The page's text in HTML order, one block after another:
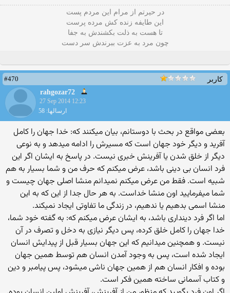
در حیرتم از مرام این مردم پست
این طایفه زنده کش مرده پرست
تا هست به ذلت بکشندش به جفا
چون مرد به عزت ببرندش سر دست
کاربر
#470
rahgozar72
27 Sep 2014 12:23
ارسالها: 58
بعضی مواقع در بحث با دوستانم، بیان میکنند که: خدا جهان را کامل
آفرید و دیگر خود جهان است که مسیرش را ادامه میدهد و به نوعی
دیگر از خلق شدن یا آفرینش خبری نیست. در پاسخ به ایشان اگر این
فرد انسان بی دینی باشد، عرض میکنم که حرف من و شما بسیار به هم
شبیه است. فقط من عرض میکنم نمیدانم منشا اصلی جهان چیست و
شما میفرمایید اون منشا خداست. به هر حال جدا از این که به این
منشا اسمی بدهیم یا ندهیم، در زندگی ما تفاوتی ایجاد نمیکند.
اما اگر فرد دینداری باشد، به ایشان عرض میکنم که: به گفته خود شما،
خدا جهان را کامل خلق کرده، پس دیگر نیازی به دخل و تصرف در آن
نیست. و همچنین میدانیم که این جهان بسیار قبل از پیدایش انسان
ایجاد شده است، پس به وجود آمدن انسان هم توسط همین جهان
بوده و افکار انسان هم از همین جهان ناشی میشود، پس پیامبر و دین
و کتاب آسمانی ساخته همین فکر است.